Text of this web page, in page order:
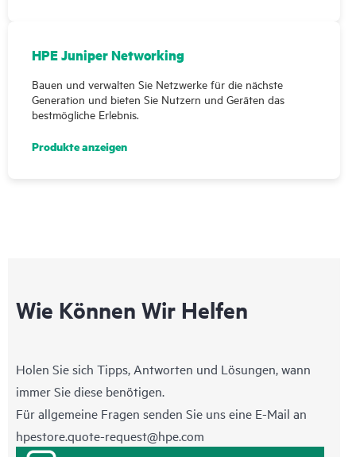
HPE Juniper Networking
Bauen und verwalten Sie Netzwerke für die nächste
Generation und bieten Sie Nutzern und Geräten das
bestmögliche Erlebnis.
Produkte anzeigen
Wie Können Wir Helfen
Holen Sie sich Tipps, Antworten und Lösungen, wann
immer Sie diese benötigen.
Für allgemeine Fragen senden Sie uns eine E-Mail an
hpestore.quote-request@hpe.com